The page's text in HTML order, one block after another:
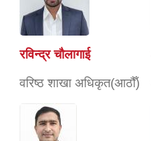
रविन्द्र चाैलागाई
वरिष्ठ शाखा अधिकृत(आठौँ)